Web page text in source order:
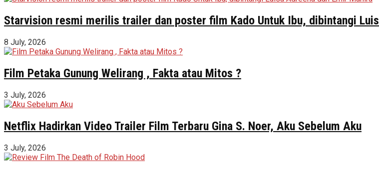
Starvision resmi merilis trailer dan poster film Kado Untuk Ibu, dibintangi
8 July, 2026
Film Petaka Gunung Welirang , Fakta atau Mitos ?
3 July, 2026
Netflix Hadirkan Video Trailer Film Terbaru Gina S. Noer, Aku Sebelum Aku
3 July, 2026